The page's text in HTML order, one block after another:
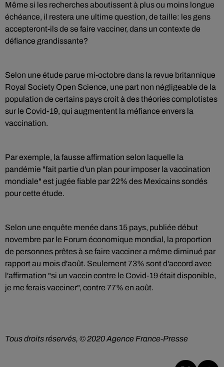
Même si les recherches aboutissent à plus ou moins longue
échéance, il restera une ultime question, de taille: les gens
accepteront-ils de se faire vacciner, dans un contexte de
défiance grandissante?
Selon une étude parue mi-octobre dans la revue britannique
Royal Society Open Science, une part non négligeable de la
population de certains pays croit à des théories complotistes
sur le Covid-19, qui augmentent la méfiance envers la
vaccination.
Par exemple, la fausse affirmation selon laquelle la
pandémie "fait partie d'un plan pour imposer la vaccination
mondiale" est jugée fiable par 22% des Mexicains sondés
pour cette étude.
Selon une enquête menée dans 15 pays, publiée début
novembre par le Forum économique mondial, la proportion
de personnes prêtes à se faire vacciner a même diminué par
rapport au mois d'août. Seulement 73% sont d'accord avec
l'affirmation "si un vaccin contre le Covid-19 était disponible,
je me ferais vacciner", contre 77% en août.
Tous droits réservés, © 2020 Agence France-Presse